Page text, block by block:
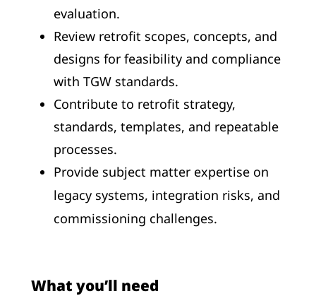
evaluation.
Review retrofit scopes, concepts, and
designs for feasibility and compliance
with TGW standards.
Contribute to retrofit strategy,
standards, templates, and repeatable
processes.
Provide subject matter expertise on
legacy systems, integration risks, and
commissioning challenges.
What you’ll need